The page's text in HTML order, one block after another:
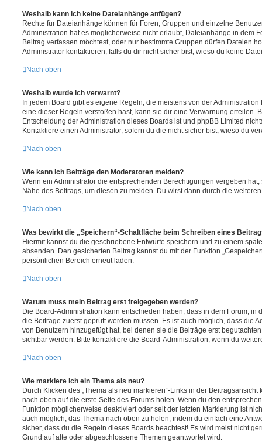
Weshalb kann ich keine Dateianhänge anfügen?
Rechte für Dateianhänge können für Foren, Gruppen und einzelne
Administration hat es möglicherweise nicht erlaubt, Dateianhänge in dem
Beitrag verfassen möchtest, oder nur bestimmte Gruppen dürfen Dateien
Administrator kontaktieren, falls du dir nicht sicher bist, wieso du keine
Nach oben
Weshalb wurde ich verwarnt?
In jedem Board gibt es eigene Regeln, die meistens von der
eine dieser Regeln verstoßen hast, kann sie dir eine Verwarnung erteilen.
Entscheidung der Administration dieses Boards ist und phpBB Limited
Kontaktiere einen Administrator, sofern du die nicht sicher bist, wieso du
Nach oben
Wie kann ich Beiträge den Moderatoren melden?
Wenn ein Administrator die entsprechenden Berechtigungen vergeben
Nähe des Beitrags, um diesen zu melden. Du wirst dann durch die
Nach oben
Was bewirkt die „Speichern“-Schaltfläche beim Schreiben eines
Hiermit kannst du die geschriebene Entwürfe speichern und zu einem
absenden. Den gesicherten Beitrag kannst du mit der Funktion
persönlichen Bereich erneut laden.
Nach oben
Warum muss mein Beitrag erst freigegeben werden?
Die Board-Administration kann entschieden haben, dass in dem Forum, in
die Beiträge zuerst geprüft werden müssen. Es ist auch möglich, dass die
von Benutzern hinzugefügt hat, bei denen sie die Beiträge erst
sichtbar werden. Bitte kontaktiere die Board-Administration, wenn du
Nach oben
Wie markiere ich ein Thema als neu?
Durch Klicken des „Thema als neu markieren“-Links in der
nach oben auf die erste Seite des Forums holen. Wenn du den
Funktion möglicherweise deaktiviert oder seit der letzten Markierung ist
auch möglich, das Thema nach oben zu holen, indem du einfach eine
sicher, dass du die Regeln dieses Boards beachtest! Es wird meist nicht
Grund auf alte oder abgeschlossene Themen geantwortet wird.